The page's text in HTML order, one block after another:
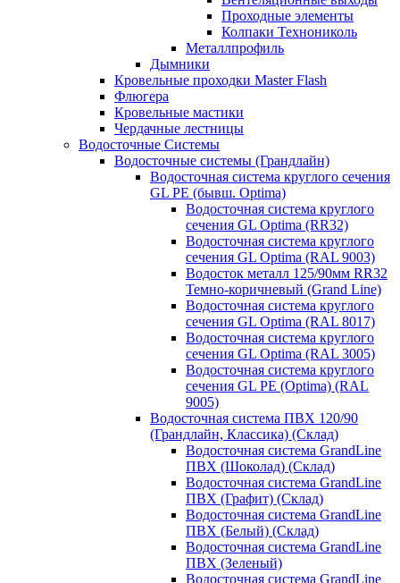
Проходные элементы
Колпаки Технониколь
Металлпрофиль
Дымники
Кровельные проходки Master Flash
Флюгера
Кровельные мастики
Чердачные лестницы
Водосточные Системы
Водосточные системы (Грандлайн)
Водосточная система круглого сечения
GL PE (бывш. Optima)
Водосточная система круглого
сечения GL Optima (RR32)
Водосточная система круглого
сечения GL Optima (RAL 9003)
Водосток металл 125/90мм RR32
Темно-коричневый (Grand Line)
Водосточная система круглого
сечения GL Optima (RAL 8017)
Водосточная система круглого
сечения GL Optima (RAL 3005)
Водосточная система круглого
сечения GL PE (Optima) (RAL
9005)
Водосточная система ПВХ 120/90
(Грандлайн, Классика) (Склад)
Водосточная система GrandLine
ПВХ (Шоколад) (Склад)
Водосточная система GrandLine
ПВХ (Графит) (Склад)
Водосточная система GrandLine
ПВХ (Белый) (Склад)
Водосточная система GrandLine
ПВХ (Зеленый)
Водосточная система GrandLine